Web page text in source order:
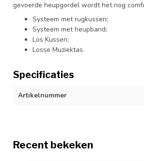
gevoerde heupgordel wordt het nog
Systeem met rugkussen;
Systeem met heupband;
Los Kussen;
Losse Muziektas.
Specificaties
Artikelnummer
Recent bekeken